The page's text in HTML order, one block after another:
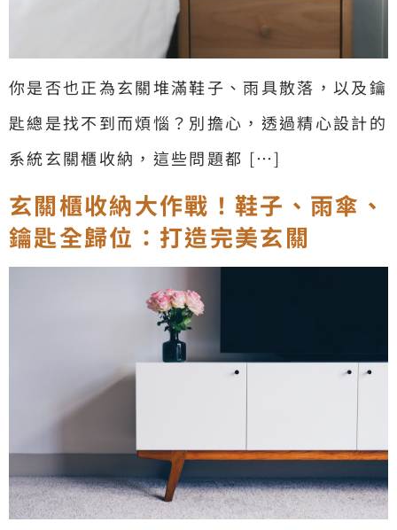
你是否也正為玄關堆滿鞋子、雨具散落，以及鑰
匙總是找不到而煩惱？別擔心，透過精心設計的
系統玄關櫃收納，這些問題都 […]
玄關櫃收納大作戰！鞋子、雨傘、
鑰匙全歸位：打造完美玄關